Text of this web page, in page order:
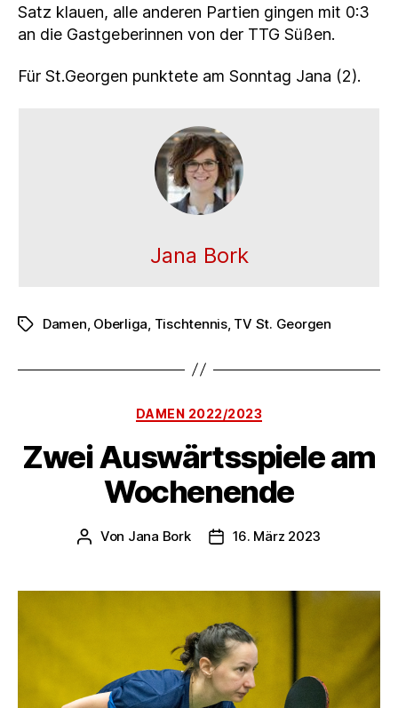
Satz klauen, alle anderen Partien gingen mit 0:3
an die Gastgeberinnen von der TTG Süßen.
Für St.Georgen punktete am Sonntag Jana (2).
Jana Bork
Schlagwörter
Damen Oberliga Tischtennis, TV St. Georgen
Kategorien
DAMEN 2022/2023
Zwei Auswärtsspiele am
Wochenende
Beitragsautor
Von Jana Bork Veröffentlichungsdatum
16. März 2023